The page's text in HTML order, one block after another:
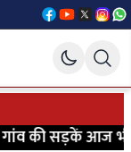
की सड़कें आज भी